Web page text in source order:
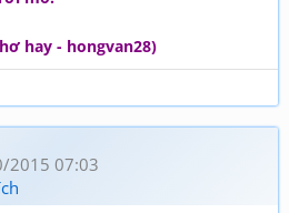
hay - hongvan28)
2015 07:03